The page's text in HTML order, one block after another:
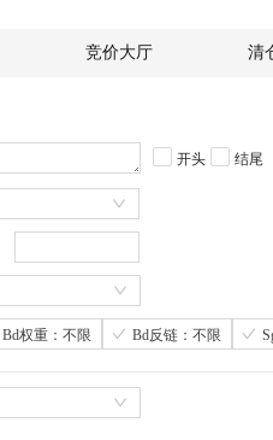
竞价大厅 清
开头 结尾
Bd权重：不限 Bd反链：不限